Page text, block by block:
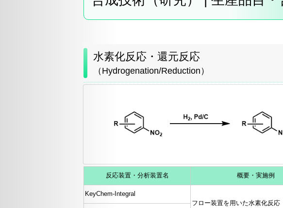
水素化反応・還元反応
（Hydrogenation/Reduction）
反応装置・分析装置名 概要・実施例
KeyChem-Integral
フロー装置を用いた水素化反応